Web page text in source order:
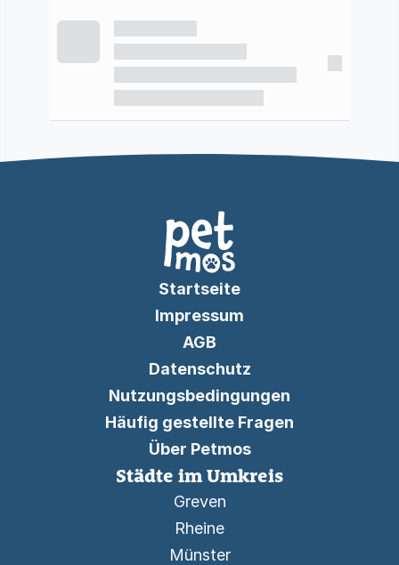
Startseite
Impressum
AGB
Datenschutz
Nutzungsbedingungen
Häufig gestellte Fragen
Über Petmos
Städte im Umkreis
Greven
Rheine
Münster